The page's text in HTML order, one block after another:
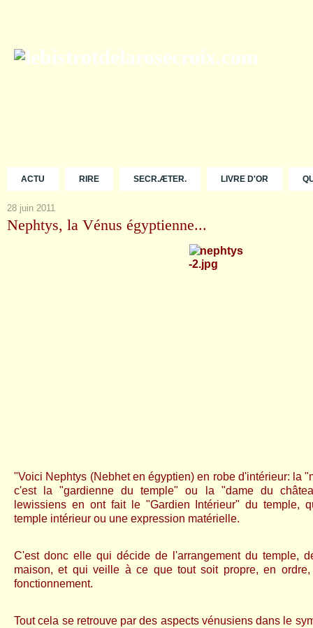
ACTU RIRE SECR.ÆTER. LIVRE D'OR
28 juin 2011
Nephtys, la Vénus égyptienne...
"Voici Nephtys (Nebhet en égyptien) en robe d'intérieur: la
c'est la "gardienne du temple" ou la "dame du
lewissiens en ont fait le "Gardien Intérieur" du temple,
temple intérieur ou une expression matérielle.
C'est donc elle qui décide de l'arrangement du temple,
maison, et qui veille à ce que tout soit propre, en
fonctionnement.
Tout cela se retrouve par des aspects vénusiens dans le